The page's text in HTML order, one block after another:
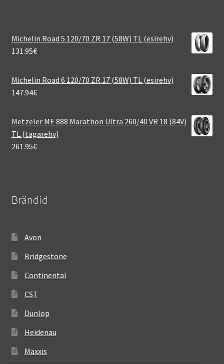
Michelin Road 5 120/70 ZR 17 (58W) TL (esirehv)
131.95€
Michelin Road 6 120/70 ZR 17 (58W) TL (esirehv)
147.94€
Metzeler ME 888 Marathon Ultra 260/40 VR 18 (84V)
TL (tagarehv)
261.95€
Brändid
Avon
Bridgestone
Continental
CST
Dunlop
Heidenau
Maxxis